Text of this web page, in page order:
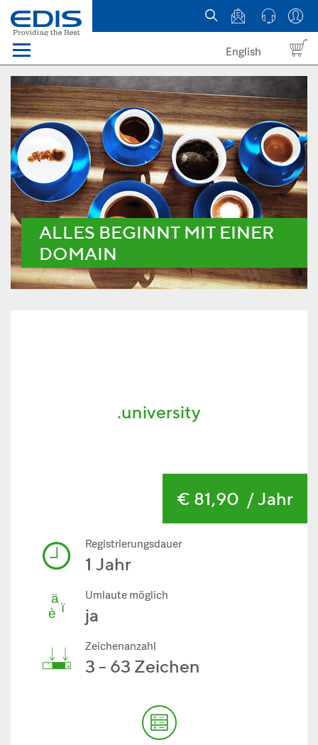
Menü
Domains
Webhosting Österreich
News
über EDIS
English
ALLES BEGINNT MIT EINER
DOMAIN
.university
€ 81,90 / Jahr
Registrierungsdauer
1 Jahr
Umlaute möglich
ja
Zeichenanzahl
3 - 63 Zeichen